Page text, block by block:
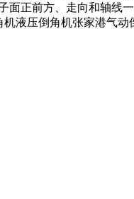
正前方、走向和轴线
液压倒角机张家港气